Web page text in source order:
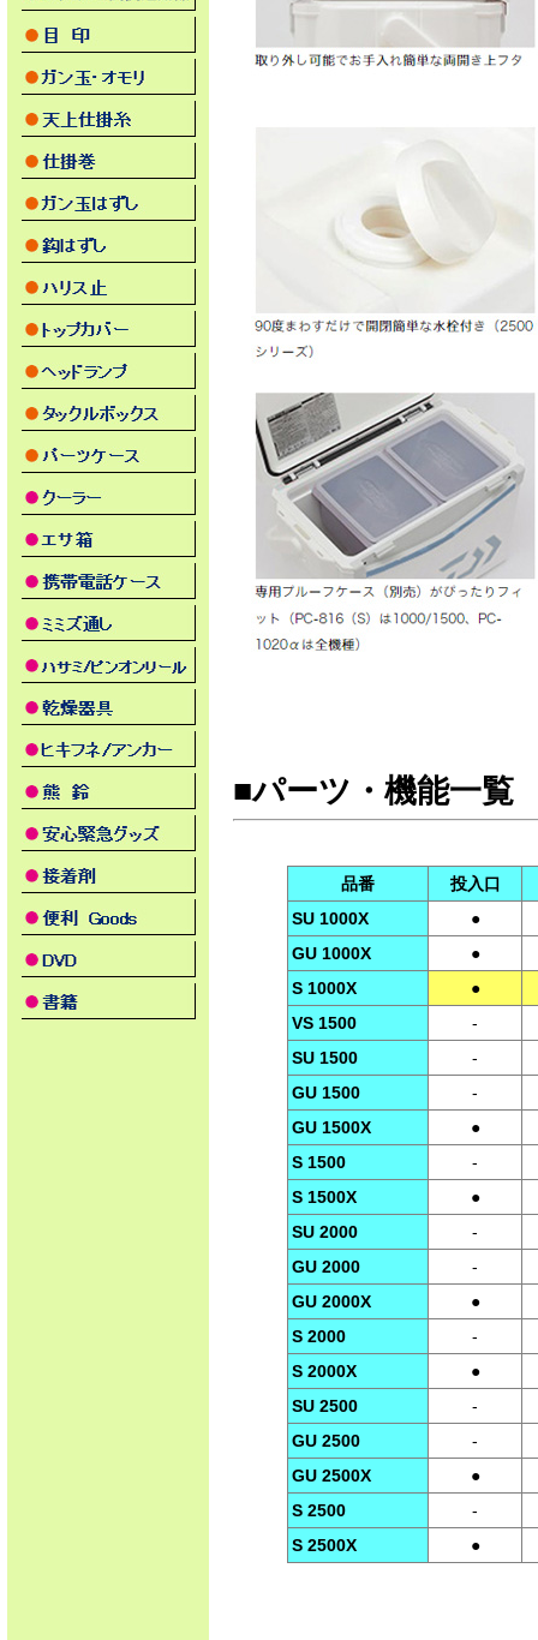
■パーツ・機能一覧
品番
投入口
SU 1000X
●
GU 1000X
●
S 1000X
●
VS 1500
-
SU 1500
-
GU 1500
-
GU 1500X
●
S 1500
-
S 1500X
●
SU 2000
-
GU 2000
-
GU 2000X
●
S 2000
-
S 2000X
●
SU 2500
-
GU 2500
-
GU 2500X
●
S 2500
-
S 2500X
●